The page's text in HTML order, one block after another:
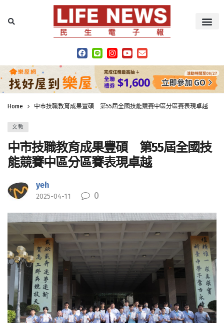
Home 中市技職教育成果豐碩 第55屆全國技能競賽中區分區賽表現卓越
文教
中市技職教育成果豐碩 第55屆全國技
能競賽中區分區賽表現卓越
yeh
2025-04-11 0